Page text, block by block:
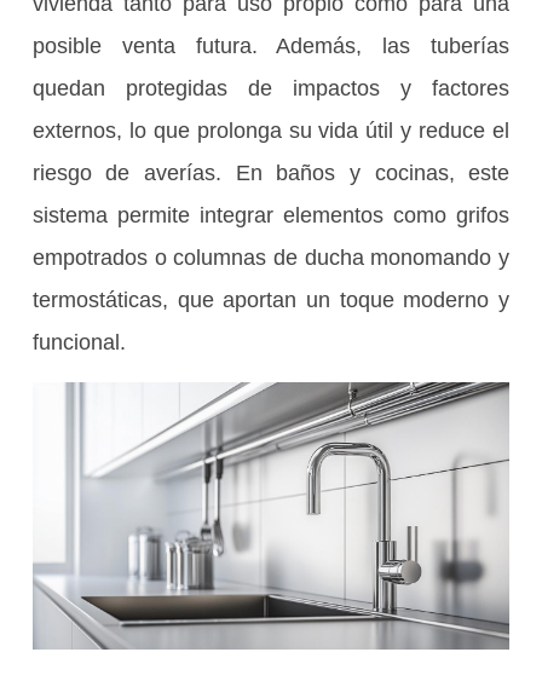
posible venta futura. Además, las tuberías
quedan protegidas de impactos y factores
externos, lo que prolonga su vida útil y reduce el
riesgo de averías. En baños y cocinas, este
sistema permite integrar elementos como grifos
empotrados o columnas de ducha monomando y
termostáticas, que aportan un toque moderno y
funcional.